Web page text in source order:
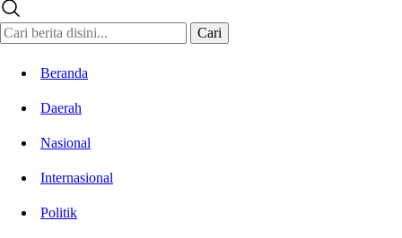
Cari
Beranda
Daerah
Nasional
Internasional
Politik